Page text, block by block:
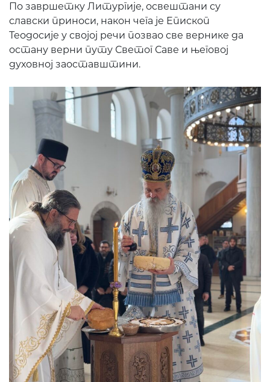
По завршетку Литургије, освештани су
славски приноси, након чега је Епископ
Теодосије у својој речи позвао све вернике да
остану верни путу Светог Саве и његовој
духовној заоставштини.